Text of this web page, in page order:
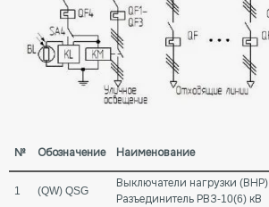
№ Обозначение Наименование
1 (QW) QSG
Выключатели нагрузки (ВНР)
Разъединитель РВЗ-10(6) кВ